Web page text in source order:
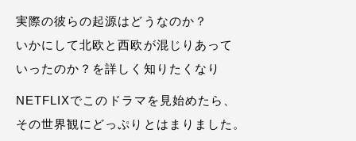
実際の彼らの起源はどうなのか？
いかにして北欧と西欧が混じりあって
いったのか？を詳しく知りたくなり
NETFLIXでこのドラマを見始めたら、
その世界観にどっぷりとはまりました。